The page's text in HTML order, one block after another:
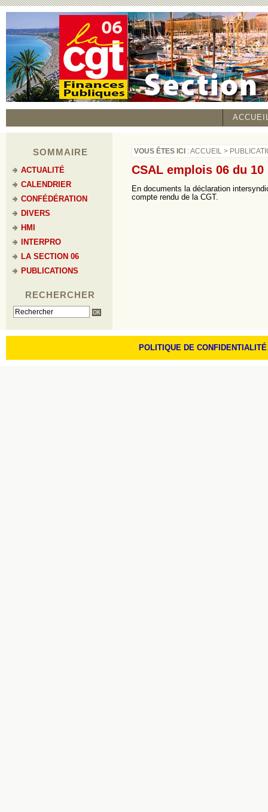
SOMMAIRE
ACTUALITÉ
CALENDRIER
CONFÉDÉRATION
DIVERS
HMI
INTERPRO
LA SECTION 06
PUBLICATIONS
RECHERCHER
VOUS ÊTES ICI :ACCUEIL >
CSAL emplois 06 du 10
En documents la déclaration
compte rendu de la CGT.
POLITIQUE DE CONFIDENTIALITÉ